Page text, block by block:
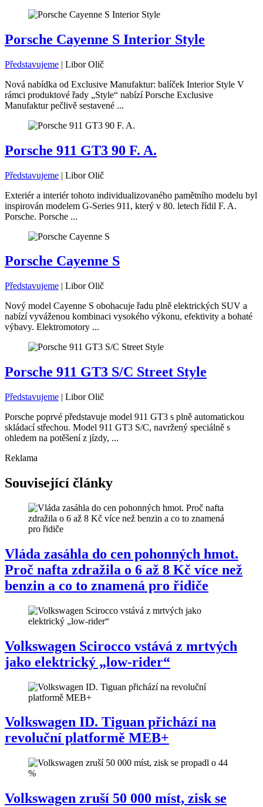
Porsche Cayenne S Interior Style
Představujeme | Libor Olič
Nová nabídka od Exclusive Manufaktur: balíček Interior Style V
rámci produktové řady „Style“ nabízí Porsche Exclusive
Manufaktur pečlivě sestavené ...
Porsche 911 GT3 90 F. A.
Představujeme | Libor Olič
Exteriér a interiér tohoto individualizovaného pamětního modelu byl
inspirován modelem G-Series 911, který v 80. letech řídil F. A.
Porsche. Porsche ...
Porsche Cayenne S
Představujeme | Libor Olič
Nový model Cayenne S obohacuje řadu plně elektrických SUV a
nabízí vyváženou kombinaci vysokého výkonu, efektivity a bohaté
výbavy. Elektromotory ...
Porsche 911 GT3 S/C Street Style
Představujeme | Libor Olič
Porsche poprvé představuje model 911 GT3 s plně automatickou
skládací střechou. Model 911 GT3 S/C, navržený speciálně s
ohledem na potěšení z jízdy, ...
Reklama
Související články
Vláda zasáhla do cen pohonných hmot.
Proč nafta zdražila o 6 až 8 Kč více než
benzin a co to znamená pro řidiče
Volkswagen Scirocco vstává z mrtvých
jako elektrický „low-rider“
Volkswagen ID. Tiguan přichází na
revoluční platformě MEB+
Volkswagen zruší 50 000 míst, zisk se